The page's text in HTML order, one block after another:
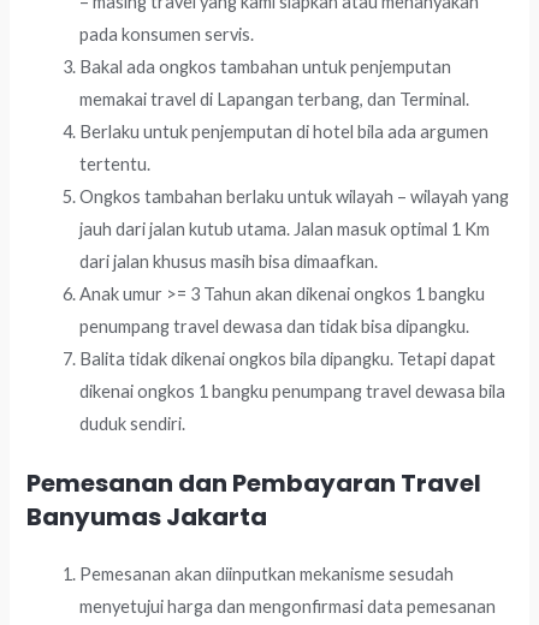
pada konsumen servis.
Bakal ada ongkos tambahan untuk penjemputan
memakai travel di Lapangan terbang, dan Terminal.
Berlaku untuk penjemputan di hotel bila ada argumen
tertentu.
Ongkos tambahan berlaku untuk wilayah – wilayah yang
jauh dari jalan kutub utama. Jalan masuk optimal 1 Km
dari jalan khusus masih bisa dimaafkan.
Anak umur >= 3 Tahun akan dikenai ongkos 1 bangku
penumpang travel dewasa dan tidak bisa dipangku.
Balita tidak dikenai ongkos bila dipangku. Tetapi dapat
dikenai ongkos 1 bangku penumpang travel dewasa bila
duduk sendiri.
Pemesanan dan Pembayaran Travel
Banyumas Jakarta
Pemesanan akan diinputkan mekanisme sesudah
menyetujui harga dan mengonfirmasi data pemesanan